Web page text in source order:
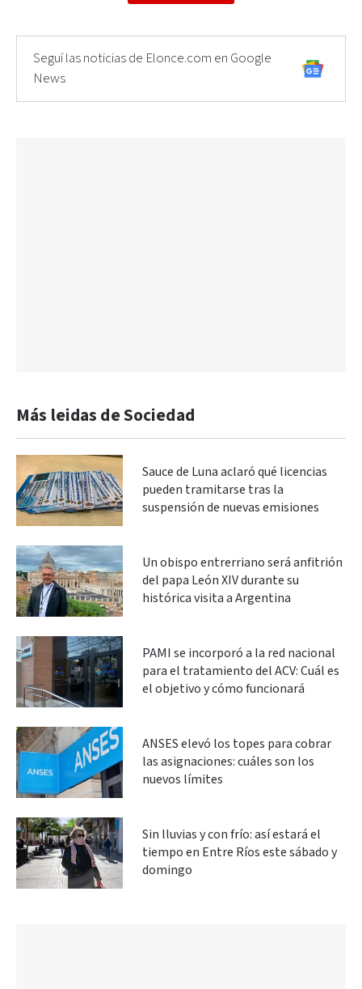
Seguí las noticias de Elonce.com en Google
News
Más leidas de Sociedad
Sauce de Luna aclaró qué licencias
pueden tramitarse tras la
suspensión de nuevas emisiones
Un obispo entrerriano será anfitrión
del papa León XIV durante su
histórica visita a Argentina
PAMI se incorporó a la red nacional
para el tratamiento del ACV: Cuál es
el objetivo y cómo funcionará
ANSES elevó los topes para cobrar
las asignaciones: cuáles son los
nuevos límites
Sin lluvias y con frío: así estará el
tiempo en Entre Ríos este sábado y
domingo